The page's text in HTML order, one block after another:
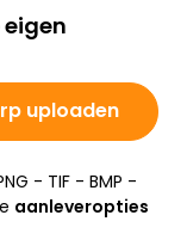
eigen
uploaden
- TIF - BMP -
aanleveropties